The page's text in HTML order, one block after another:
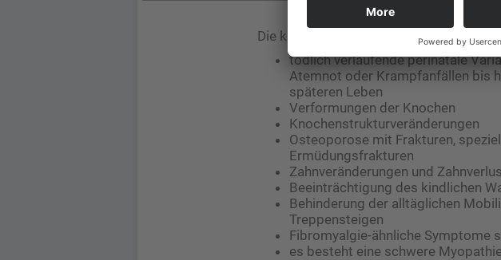
Die klinische Symptomatik ist sehr
tödlich verlaufende perinatale
Atemnot oder Krampfanfällen bis
späteren Leben
Verformungen der Knochen
Knochenstrukturveränderungen
Osteoporose mit Frakturen,
Ermüdungsfrakturen
Zahnveränderungen und
Beeinträchtigung des kindlichen
Behinderung der alltäglichen
Treppensteigen
Fibromyalgie-ähnliche Symptome
es besteht eine schwere Myopathie